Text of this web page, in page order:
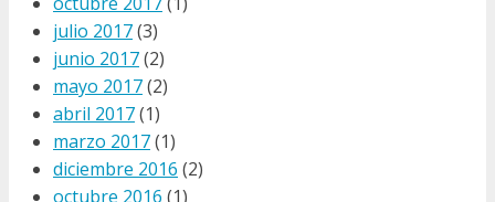
julio 2017(3)
junio 2017(2)
mayo 2017(2)
abril 2017(1)
marzo 2017(1)
diciembre 2016 (2)
octubre 2016 (1)